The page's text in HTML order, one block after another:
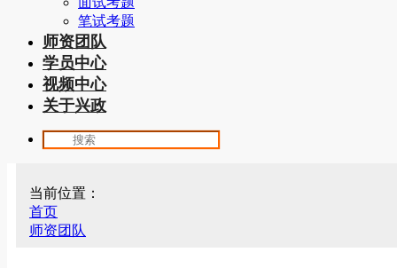
笔试考题
师资团队
学员中心
视频中心
关于兴政
当前位置：
首页
师资团队